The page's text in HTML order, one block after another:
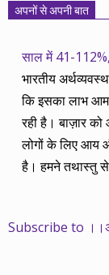
अपनों से अपनी बात
साल में 41-112%,
भारतीय
कि इसका लाभ आम
रही है। बाज़ार
लोगों के लिए आय
है। हमने तथास्तु
महंगाई की दर 10
Subscribe to